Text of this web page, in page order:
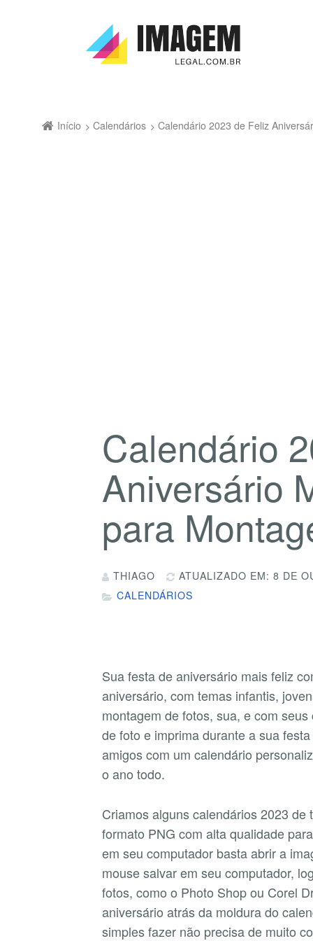
Início Calendários Calendário 2023 de Feliz
Calendário
Aniversário
para
THIAGO
ATUALIZADO EM: 8 DE
CALENDÁRIOS
Sua festa de aniversário mais feliz
aniversário, com temas infantis,
montagem de fotos, sua, e com
de foto e imprima durante a sua
amigos com um calendário
o ano todo.
Criamos alguns calendários 2023
formato PNG com alta qualidade
em seu computador basta abrir a
mouse salvar em seu computador,
fotos, como o Photo Shop ou Corel
aniversário atrás da moldura do
simples fazer não precisa de muito